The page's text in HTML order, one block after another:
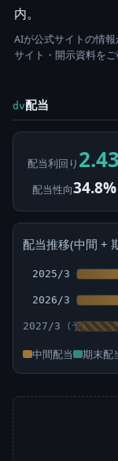
内。
AIが公式サイトの情
サイト・開示資料をご
dv配当
配当利回り
配当性向34.8%
配当推移(中間 +
2025/3
2026/3
2027/3
中間配当 期末配